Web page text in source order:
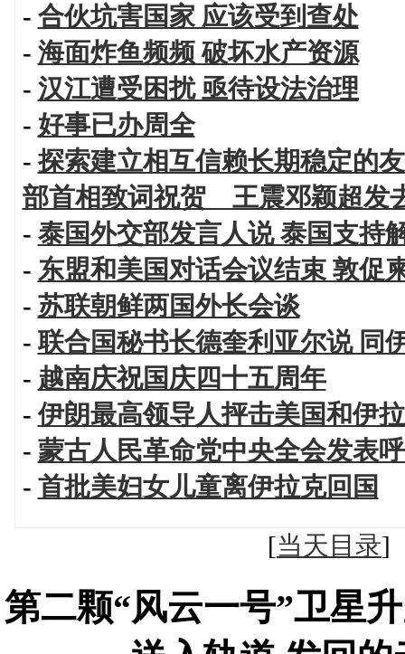
- 合伙坑害国家 应该受到查处
- 海面炸鱼频频 破坏水产资源
- 汉江遭受困扰 亟待设法治理
- 好事已办周全
- 探索建立相互信赖长期稳定的
部首相致词祝贺 王震邓颖超发
- 泰国外交部发言人说 泰国支持
- 东盟和美国对话会议结束 敦促
- 苏联朝鲜两国外长会谈
-联合国秘书长德奎利亚尔说 同
- 越南庆祝国庆四十五周年
-伊朗最高领导人抨击美国和伊
- 蒙古人民革命党中央全会发表
- 首批美妇女儿童离伊拉克回国
[当天目录
第二颗“风云一号”卫星